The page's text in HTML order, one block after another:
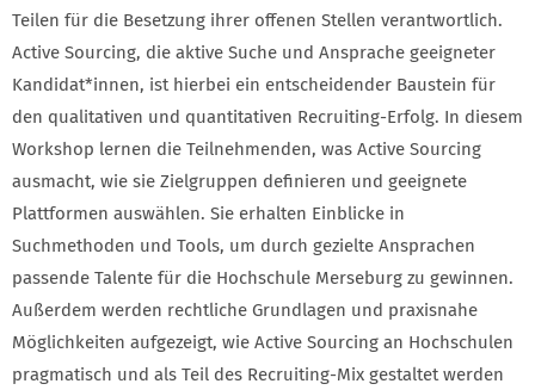
Teilen für die Besetzung ihrer offenen Stellen verantwortlich.
Active Sourcing, die aktive Suche und Ansprache geeigneter
Kandidat*innen, ist hierbei ein entscheidender Baustein für
den qualitativen und quantitativen Recruiting-Erfolg. In diesem
Workshop lernen die Teilnehmenden, was Active Sourcing
ausmacht, wie sie Zielgruppen definieren und geeignete
Plattformen auswählen. Sie erhalten Einblicke in
Suchmethoden und Tools, um durch gezielte Ansprachen
passende Talente für die Hochschule Merseburg zu gewinnen.
Außerdem werden rechtliche Grundlagen und praxisnahe
Möglichkeiten aufgezeigt, wie Active Sourcing an Hochschulen
pragmatisch und als Teil des Recruiting-Mix gestaltet werden